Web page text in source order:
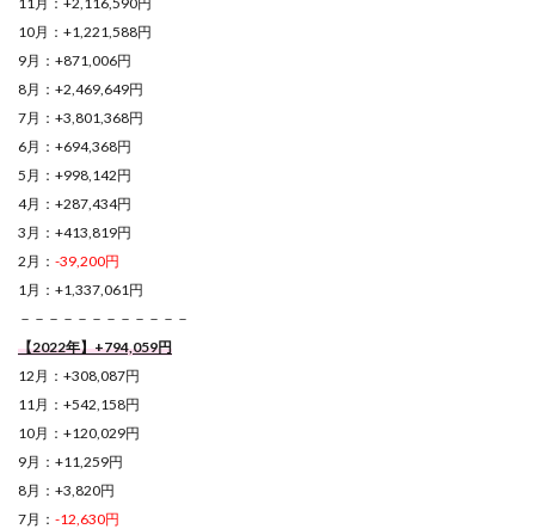
10月：+1,221,588円
9月：+871,006円
8月：+2,469,649円
7月：+3,801,368円
6月：+694,368円
5月：+998,142円
4月：+287,434円
3月：+413,819円
2月： -39,200円
1月：+1,337,061円
－－－－－－－－－－－－
【2022年】+794,059円
12月：+308,087円
11月：+542,158円
10月：+120,029円
9月：+11,259円
8月：+3,820円
7月： -12,630円